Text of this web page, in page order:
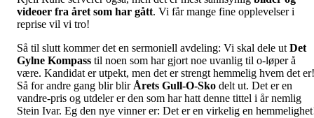
videoer fra året som har gått. Vi får mange fine opplevelser i
reprise vil vi tro!
Så til slutt kommer det en sermoniell avdeling: Vi skal dele ut Det
Gylne Kompass til noen som har gjort noe uvanlig til o-løper å
være. Kandidat er utpekt, men det er strengt hemmelig hvem det er!
Så for andre gang blir blir Årets Gull-O-Sko delt ut. Det er en
vandre-pris og utdeler er den som har hatt denne tittel i år nemlig
Stein Ivar. Eg den nye vinner er: Det er en virkelig en